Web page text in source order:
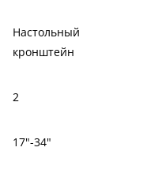
Настольный
кронштейн
2
17"-34"